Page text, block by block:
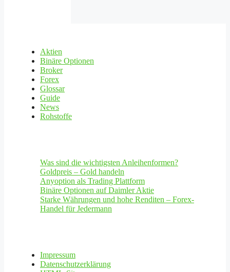
Aktien
Binäre Optionen
Broker
Forex
Glossar
Guide
News
Rohstoffe
Was sind die wichtigsten Anleihenformen?
Goldpreis – Gold handeln
Anyoption als Trading Plattform
Binäre Optionen auf Daimler Aktie
Starke Währungen und hohe Renditen – Forex-
Handel für Jedermann
Impressum
Datenschutzerklärung